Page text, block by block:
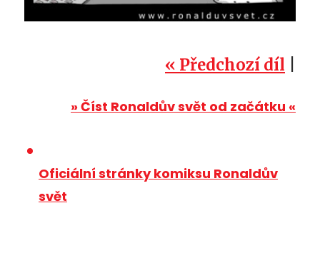
« Předchozí díl
» Číst Ronaldův svět od začátku «
Oficiální stránky komiksu Ronaldův
svět